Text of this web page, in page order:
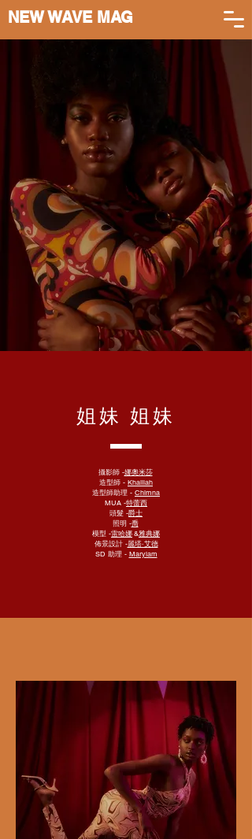
NEW WAVE MAG
姐妹 姐妹
攝影師 -娜奧米莎
造型師 - Khalilah
造型師助理 - Chimna
MUA -特蕾西
頭髮 -爵士
照明 -喬
模型 -雷哈娜&雅典娜
佈景設計 -麗塔·艾德
SD 助理 - Maryiam